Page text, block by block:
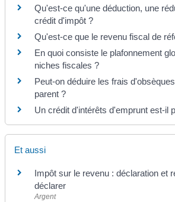
Qu'est-ce qu'une déduction, une
crédit d'impôt ?
Qu'est-ce que le revenu fiscal de
En quoi consiste le plafonnement
niches fiscales ?
Peut-on déduire les frais
parent ?
Un crédit d'intérêts d'emprunt est-il
Et aussi
Impôt sur le revenu : déclaration et
déclarer
Argent